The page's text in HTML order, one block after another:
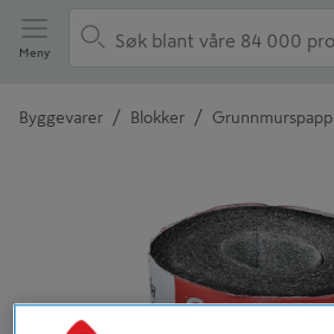
Meny
Byggevarer / Blokker / Grunnmurspapp